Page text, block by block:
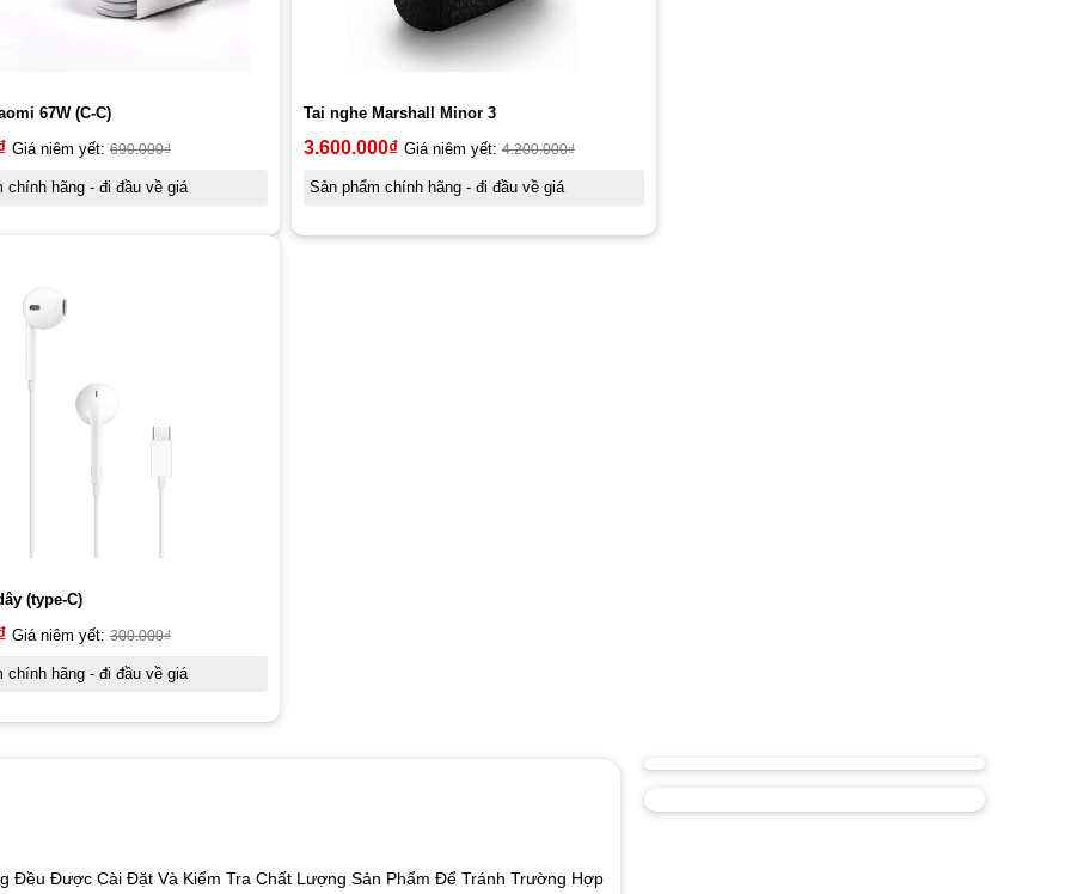
67W (C-C)
Giá niêm yết:690.000₫
chính hãng - đi đầu về giá
Tai nghe Marshall Minor 3
3.600.000₫ Giá niêm yết:4.200.000₫
Sản phẩm chính hãng - đi đầu về giá
(type-C)
Giá niêm yết:300.000₫
chính hãng - đi đầu về giá
Đều Được Cài Đặt Và Kiểm Tra Chất Lượng Sản Phẩm Để Tránh Trường Hợp